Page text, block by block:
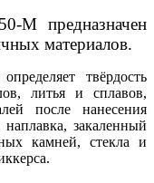
М предназначен
материалов.
твёрдость
литья и сплавов,
после нанесения
закаленный
камней, стекла и